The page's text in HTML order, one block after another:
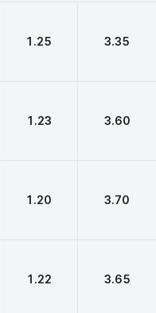
1.25 3.35
1.23 3.60
1.20 3.70
1.22 3.65